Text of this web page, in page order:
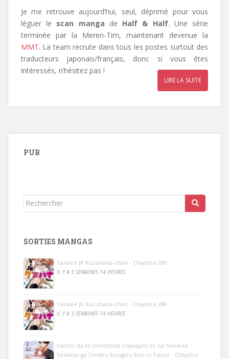
Je me retrouve aujourd’hui, seul, déprimé pour vous
léguer le scan manga de Half & Half. Une série
terminée par la Meren-Tim, maintenant devenue la
MMT. La team recrute dans tous les postes surtout des
traducteurs japonais/français, donc si vous êtes
intéressés, n’hésitez pas !
LIRE LA SUITE
PUB
Rechercher...
SORTIES MANGAS
Yankee JK Kuzuhana-chan - Chapitre 289
IL Y A 3 SEMAINES 14 HEURES
Yankee JK Kuzuhana-chan - Chapitre 288
IL Y A 3 SEMAINES 14 HEURES
Danshi da to Omotteita Osanajimi to no Shinkon
Seikatsu ga Umaku Ikisugiru Ken ni Tsuite - Chapitre